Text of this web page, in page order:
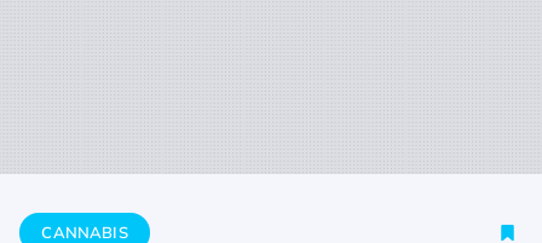
Home Cannabis Associações lutam por mais acesso de
CANNABIS